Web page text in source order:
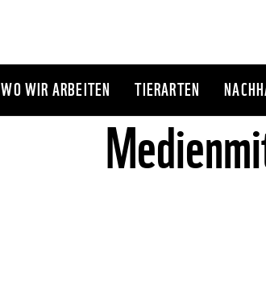
WO WIR ARBEITEN TIERARTEN